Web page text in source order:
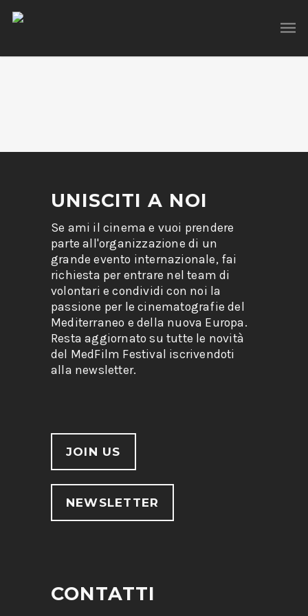
UNISCITI A NOI
Se ami il cinema e vuoi prendere
parte all'organizzazione di un
grande evento internazionale, fai
richiesta per entrare nel team di
volontari e condividi con noi la
passione per le cinematografie del
Mediterraneo e della nuova Europa.
Resta aggiornato su tutte le novità
del MedFilm Festival iscrivendoti
alla newsletter.
JOIN US
NEWSLETTER
CONTATTI